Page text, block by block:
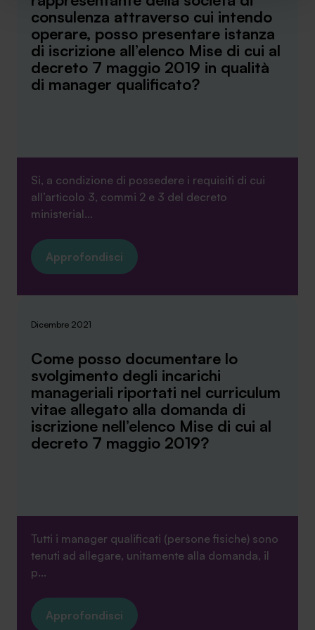
implementare tutti i cookie. Chiudendo questo banner
verranno installati i soli cookie necessari al
funzionamento del sito. Per tutte le informazioni complete
ti invitiamo a consultare le "Informazioni sui Cookie" qui
sopra.
consulenza attraverso cui intendo
operare, posso presentare istanza
di iscrizione all’elenco Mise di cui al
decreto 7 maggio 2019 in qualità
di manager qualificato?
Si, a condizione di possedere i requisiti di cui
all’articolo 3, commi 2 e 3 del decreto
ministerial...
Approfondisci
Dicembre 2021
Come posso documentare lo
svolgimento degli incarichi
manageriali riportati nel curriculum
vitae allegato alla domanda di
iscrizione nell’elenco Mise di cui al
decreto 7 maggio 2019?
Tutti i manager qualificati (persone fisiche) sono
tenuti ad allegare, unitamente alla domanda, il
p...
Approfondisci